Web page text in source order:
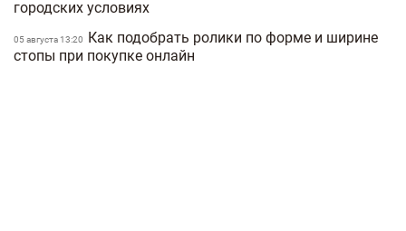
— сильнее: исследование Biology of Sex Differences
25 февраля 17:25 Ученые открыли мутацию гена, который
снижает желание курить
городских условиях
05 августа 13:20
Как подобрать ролики по форме и ширине
стопы при покупке онлайн